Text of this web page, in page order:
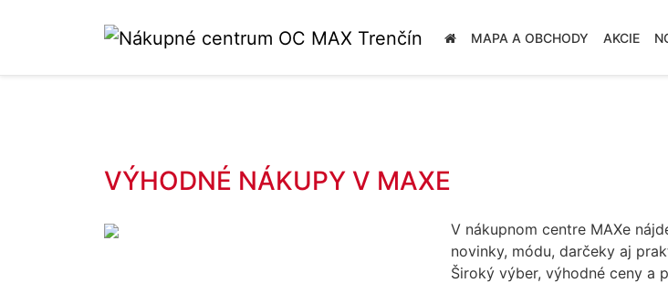
MAPA A OBCHODY AKCIE
VÝHODNÉ NÁKUPY V MAXE
V nákupnom centre MAXe
novinky, módu, darčeky aj
Široký výber, výhodné ceny a